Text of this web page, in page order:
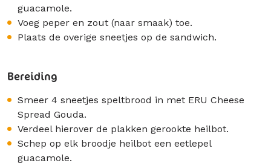
guacamole.
Voeg peper en zout (naar smaak) toe.
Plaats de overige sneetjes op de sandwich.
Bereiding
Smeer 4 sneetjes speltbrood in met ERU Cheese
Spread Gouda.
Verdeel hierover de plakken gerookte heilbot.
Schep op elk broodje heilbot een eetlepel
guacamole.